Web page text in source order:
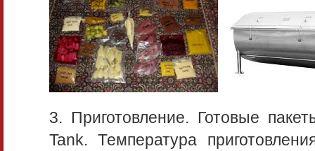
3. Приготовление. Готовые
Tank. Температура